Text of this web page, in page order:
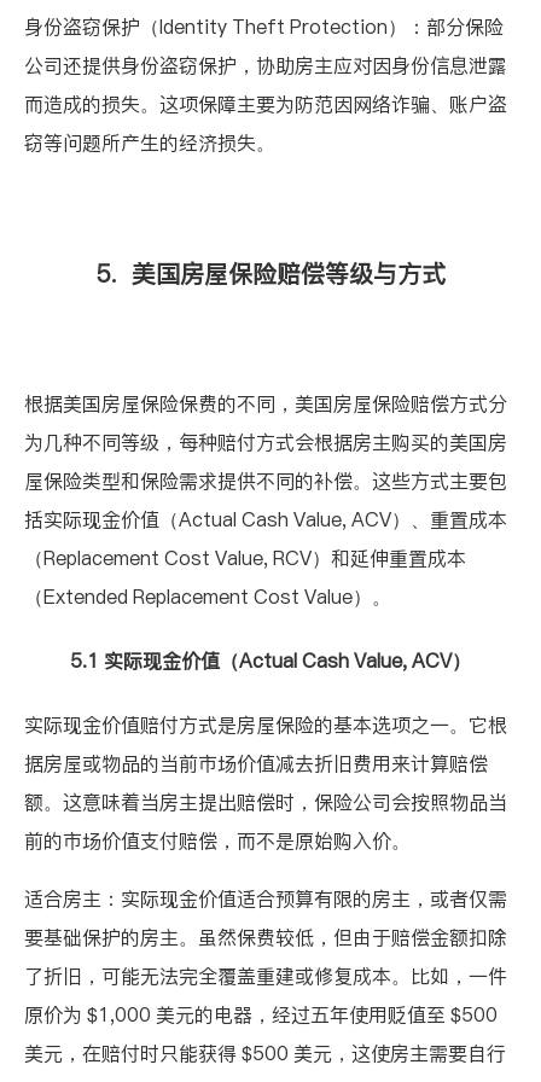
身份盗窃保护（Identity Theft Protection）：部分保险
公司还提供身份盗窃保护，协助房主应对因身份信息泄露
而造成的损失。这项保障主要为防范因网络诈骗、账户盗
窃等问题所产生的经济损失。
5. 美国房屋保险赔偿等级与方式
根据美国房屋保险保费的不同，美国房屋保险赔偿方式分
为几种不同等级，每种赔付方式会根据房主购买的美国房
屋保险类型和保险需求提供不同的补偿。这些方式主要包
括实际现金价值（Actual Cash Value, ACV）、重置成本
（Replacement Cost Value, RCV）和延伸重置成本
（Extended Replacement Cost Value）。
5.1 实际现金价值（Actual Cash Value, ACV）
实际现金价值赔付方式是房屋保险的基本选项之一。它根
据房屋或物品的当前市场价值减去折旧费用来计算赔偿
额。这意味着当房主提出赔偿时，保险公司会按照物品当
前的市场价值支付赔偿，而不是原始购入价。
适合房主：实际现金价值适合预算有限的房主，或者仅需
要基础保护的房主。虽然保费较低，但由于赔偿金额扣除
了折旧，可能无法完全覆盖重建或修复成本。比如，一件
原价为 $1,000 美元的电器，经过五年使用贬值至 $500
美元，在赔付时只能获得$500 美元，这使房主需要自行